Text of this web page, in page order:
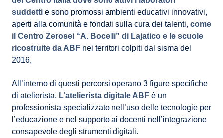
suddetti e sono promossi ambienti educativi innovativi,
aperti alla comunità e fondati sulla cura dei talenti, come
il Centro Zerosei “A. Bocelli” di Lajatico e le scuole
ricostruite da ABF nei territori colpiti dal sisma del
2016,
All’interno di questi percorsi operano 3 figure specifiche
di atelierista. L’atelierista digitale ABF è un
professionista specializzato nell’uso delle tecnologie per
l’educazione e nel supporto ai docenti nell’integrazione
consapevole degli strumenti digitali.